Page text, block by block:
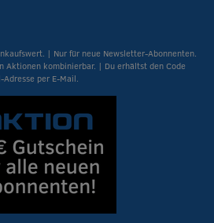
| Nur für neue Newsletter-Abonnenten.
Aktionen kombinierbar. | Du erhältst den Code
per E-Mail.